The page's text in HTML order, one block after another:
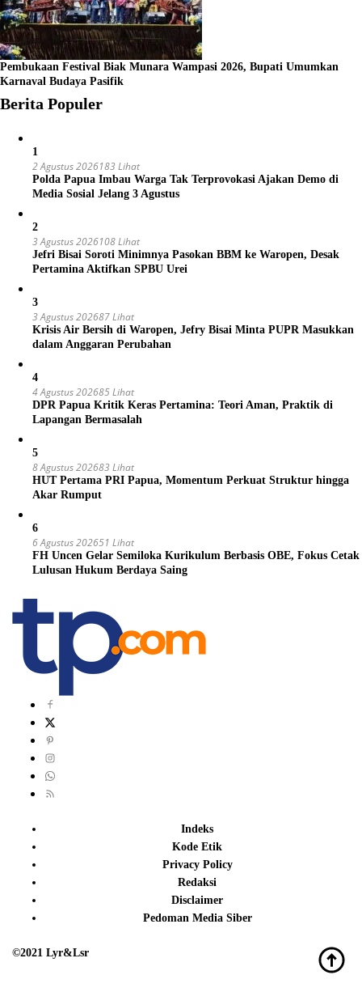
Pembukaan Festival Biak Munara Wampasi 2026, Bupati Umumkan
Karnaval Budaya Pasifik
Berita Populer
1
2 Agustus 2026183 Lihat
Polda Papua Imbau Warga Tak Terprovokasi Ajakan Demo di
Media Sosial Jelang 3 Agustus
2
3 Agustus 2026108 Lihat
Jefri Bisai Soroti Minimnya Pasokan BBM ke Waropen, Desak
Pertamina Aktifkan SPBU Urei
3
3 Agustus 202687 Lihat
Krisis Air Bersih di Waropen, Jefry Bisai Minta PUPR Masukkan
dalam Anggaran Perubahan
4
4 Agustus 202685 Lihat
DPR Papua Kritik Keras Pertamina: Teori Aman, Praktik di
Lapangan Bermasalah
5
8 Agustus 202683 Lihat
HUT Pertama PRI Papua, Momentum Perkuat Struktur hingga
Akar Rumput
6
6 Agustus 202651 Lihat
FH Uncen Gelar Semiloka Kurikulum Berbasis OBE, Fokus Cetak
Lulusan Hukum Berdaya Saing
Indeks
Kode Etik
Privacy Policy
Redaksi
Disclaimer
Pedoman Media Siber
©2021 Lyr&Lsr